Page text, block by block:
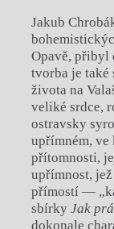
Jakub
Opavě, přibyl
tvorba je
života na
veliké srdce,
ostravsky
upřímném, ve
přítomnosti,
upřímnost,
přímostí —
sbírky Jak
dokonale